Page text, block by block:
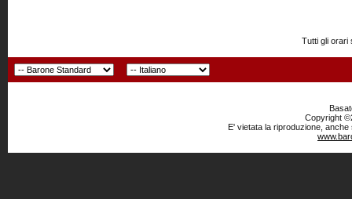
Tutti gli orari
Copyright
E' vietata la riproduzione,